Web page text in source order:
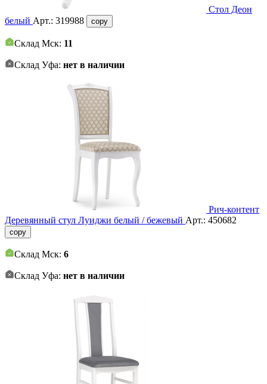
Стол Деон
белый Арт.: 319988 copy
Склад Мск: 11
Склад Уфа: нет в наличии
Рич-контент
Деревянный стул Луиджи белый / бежевый Арт.: 450682
copy
Склад Мск: 6
Склад Уфа: нет в наличии